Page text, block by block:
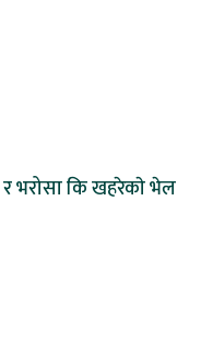
र भरोसा कि खहरेकाे भेल